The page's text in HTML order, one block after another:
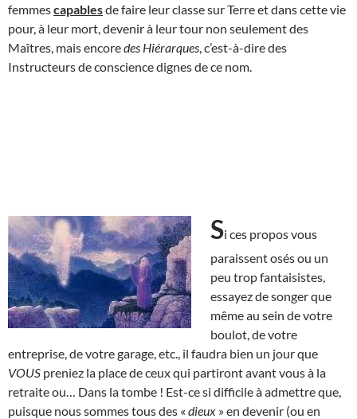
femmescapablesde faire leur classe sur Terre et dans cette vie
pour, à leur mort, devenir à leur tour non seulement des
Maîtres, mais encoredes Hiérarques , c’est-à-dire des
Instructeurs de conscience dignes de ce nom.
Si ces propos vous
paraissent osés ou un
peu trop fantaisistes,
essayez de songer que
même au sein de votre
boulot, de votre
entreprise, de votre garage, etc., il faudra bien un jour que
VOUS preniez la place de ceux qui partiront avant vous à la
retraite ou… Dans la tombe ! Est-ce si difficile à admettre que,
puisque nous sommes tous des « dieux » en devenir (ou en